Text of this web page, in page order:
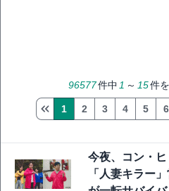
96577件中 1 ～ 15件
1 2 3 4 5 6
今夜、コン・
「人妻キラー